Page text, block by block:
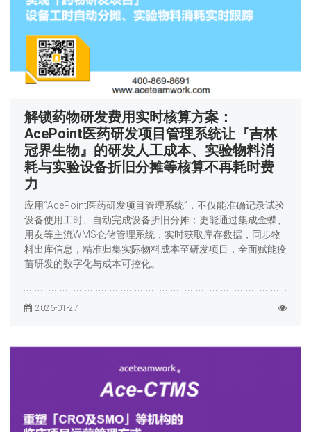
解锁药物研发费用实时核算方案：
AcePoint医药研发项目管理系统让『吉林
冠界生物』的研发人工成本、实验物料消
耗与实验设备折旧分摊等核算不再耗时费
力
应用“AcePoint医药研发项目管理系统”，不仅能准确记录试验
设备使用工时、自动完成设备折旧分摊；更能通过集成金蝶、
用友等主流WMS仓储管理系统，实时获取库存数据，同步物
料出库信息，精准归集实际物料成本至研发项目，全面赋能疫
苗研发的数字化与成本可控化。
2026-01-27